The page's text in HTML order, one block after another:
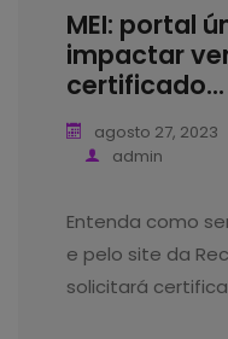
MEI: portal
impactar
certificado...
agosto 27, 2023
admin
Entenda como
e pelo site da
solicitará